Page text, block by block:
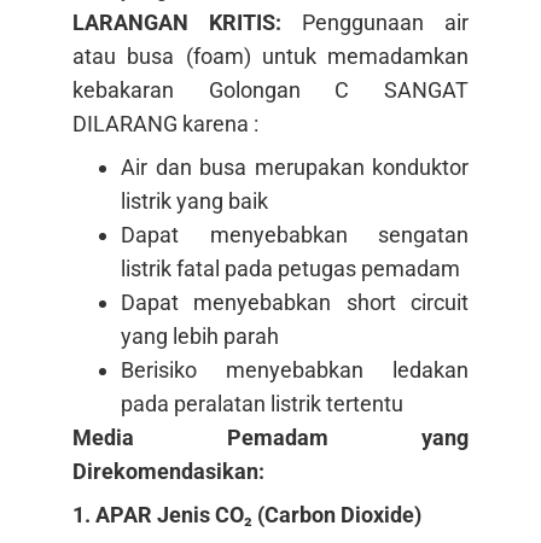
LARANGAN KRITIS: Penggunaan air
atau busa (foam) untuk memadamkan
kebakaran Golongan C SANGAT
DILARANG karena :
Air dan busa merupakan konduktor
listrik yang baik
Dapat menyebabkan sengatan
listrik fatal pada petugas pemadam
Dapat menyebabkan short circuit
yang lebih parah
Berisiko menyebabkan ledakan
pada peralatan listrik tertentu
Media Pemadam yang
Direkomendasikan:
1. APAR Jenis CO₂ (Carbon Dioxide)